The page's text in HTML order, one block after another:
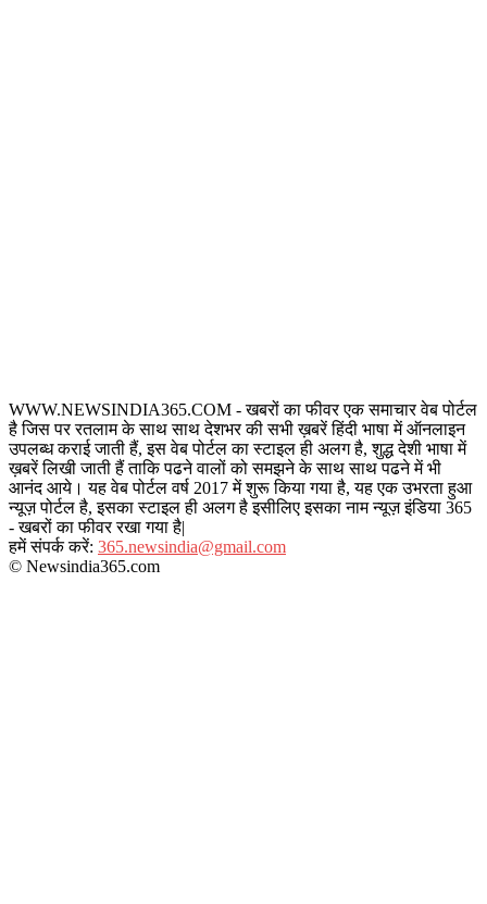
WWW.NEWSINDIA365.COM - खबरों का फीवर एक समाचार वेब पोर्टल
है जिस पर रतलाम के साथ साथ देशभर की सभी ख़बरें हिंदी भाषा में ऑनलाइन
उपलब्ध कराई जाती हैं, इस वेब पोर्टल का स्टाइल ही अलग है, शुद्ध देशी भाषा में
ख़बरें लिखी जाती हैं ताकि पढने वालों को समझने के साथ साथ पढने में भी
आनंद आये। यह वेब पोर्टल वर्ष 2017 में शुरू किया गया है, यह एक उभरता हुआ
न्यूज़ पोर्टल है, इसका स्टाइल ही अलग है इसीलिए इसका नाम न्यूज़ इंडिया 365
- खबरों का फीवर रखा गया है|
हमें संपर्क करें: 365.newsindia@gmail.com
© Newsindia365.com